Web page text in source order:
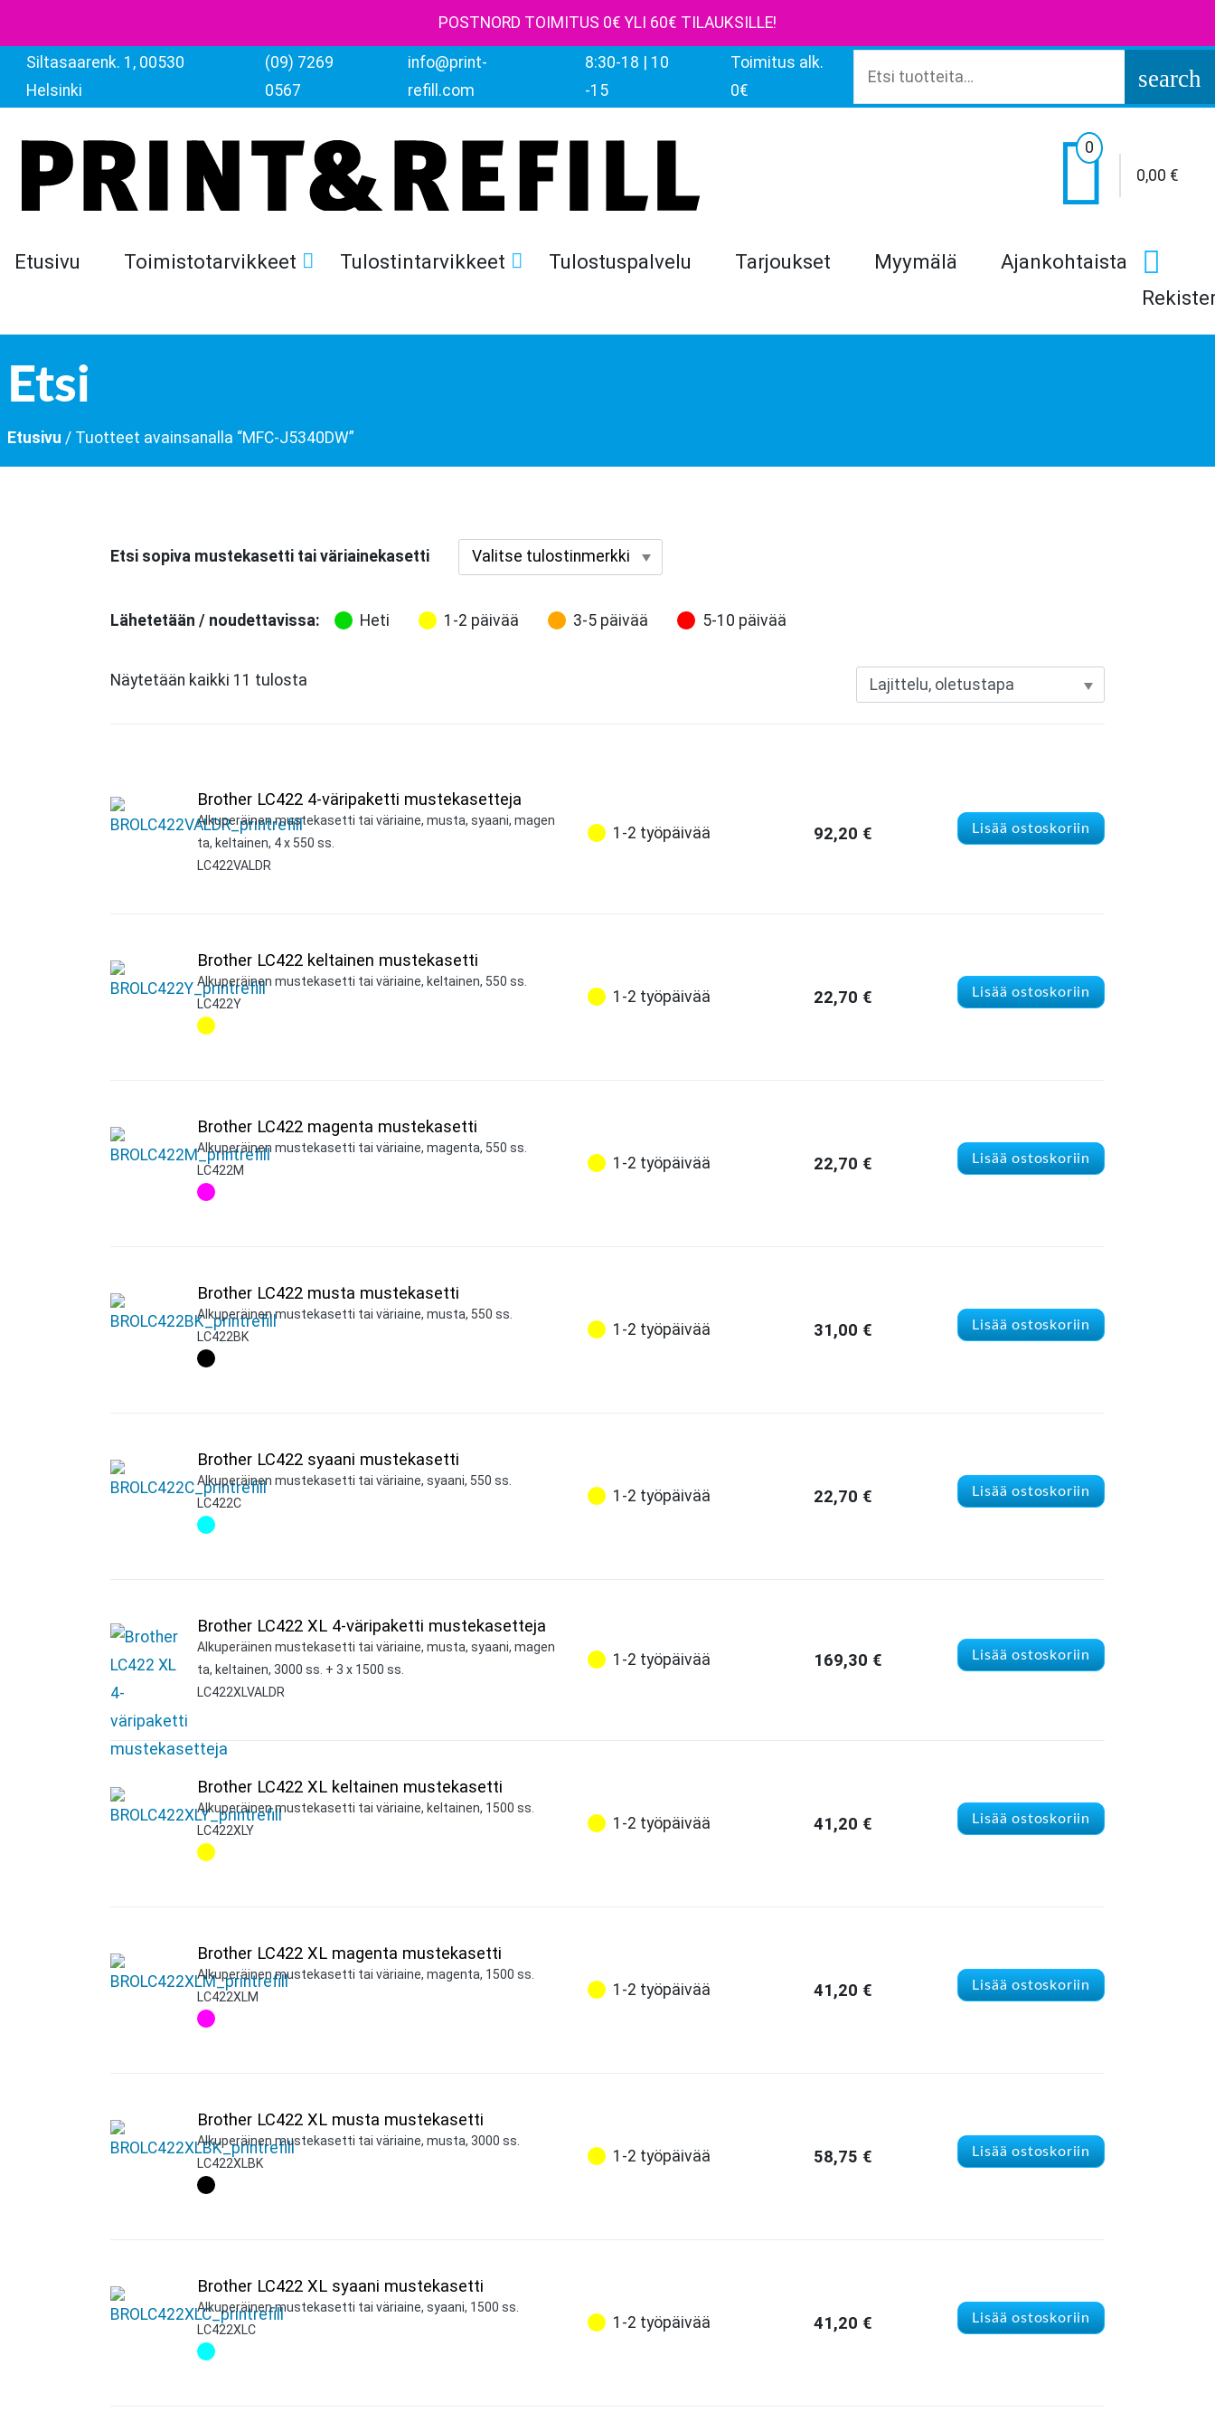
POSTNORD TOIMITUS 0€ YLI 60€ TILAUKSILLE!
Siltasaarenk. 1, 00530
Helsinki
(09) 7269
0567
info@print-
refill.com
8:30-18 | 10
-15
Toimitus alk.
0€
search

0
0,00 €
Etusivu Toimistotarvikkeet Tulostintarvikkeet Tulostuspalvelu Tarjoukset Myymälä
Ajankohtaista
Etsi
Etusivu / Tuotteet avainsanalla “MFC-J5340DW”
Etsi sopiva mustekasetti tai väriainekasetti
Lähetetään / noudettavissa: Heti 1-2 päivää 3-5 päivää 5-10 päivää
Näytetään kaikki 11 tulosta
Brother LC422 4-väripaketti mustekasetteja
Alkuperäinen mustekasetti tai väriaine, musta, syaani, magen
ta, keltainen, 4 x 550 ss.
LC422VALDR
1-2 työpäivää 92,20 € Lisää ostoskoriin
Brother LC422 keltainen mustekasetti
Alkuperäinen mustekasetti tai väriaine, keltainen, 550 ss.
LC422Y
1-2 työpäivää 22,70 € Lisää ostoskoriin
Brother LC422 magenta mustekasetti
Alkuperäinen mustekasetti tai väriaine, magenta, 550 ss.
LC422M
1-2 työpäivää 22,70 € Lisää ostoskoriin
Brother LC422 musta mustekasetti
Alkuperäinen mustekasetti tai väriaine, musta, 550 ss.
LC422BK
1-2 työpäivää 31,00 € Lisää ostoskoriin
Brother LC422 syaani mustekasetti
Alkuperäinen mustekasetti tai väriaine, syaani, 550 ss.
LC422C
1-2 työpäivää 22,70 € Lisää ostoskoriin
Brother LC422 XL 4-väripaketti mustekasetteja
Alkuperäinen mustekasetti tai väriaine, musta, syaani, magen
ta, keltainen, 3000 ss. + 3 x 1500 ss.
LC422XLVALDR
1-2 työpäivää 169,30 € Lisää ostoskoriin
Brother LC422 XL keltainen mustekasetti
Alkuperäinen mustekasetti tai väriaine, keltainen, 1500 ss.
LC422XLY
1-2 työpäivää 41,20 € Lisää ostoskoriin
Brother LC422 XL magenta mustekasetti
Alkuperäinen mustekasetti tai väriaine, magenta, 1500 ss.
LC422XLM
1-2 työpäivää 41,20 € Lisää ostoskoriin
Brother LC422 XL musta mustekasetti
Alkuperäinen mustekasetti tai väriaine, musta, 3000 ss.
LC422XLBK
1-2 työpäivää 58,75 € Lisää ostoskoriin
Brother LC422 XL syaani mustekasetti
Alkuperäinen mustekasetti tai väriaine, syaani, 1500 ss.
LC422XLC
1-2 työpäivää 41,20 € Lisää ostoskoriin